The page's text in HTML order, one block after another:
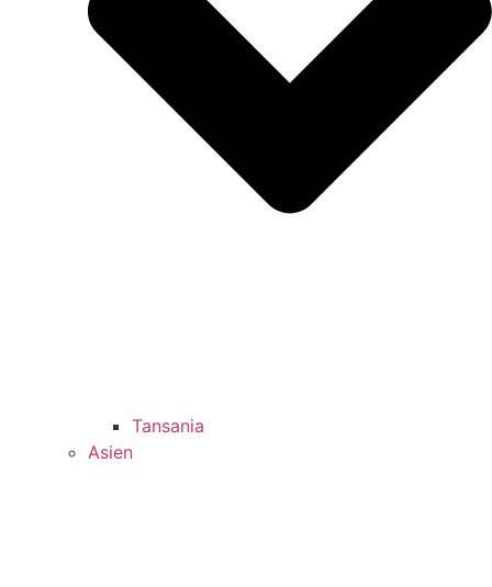
Tansania
Asien